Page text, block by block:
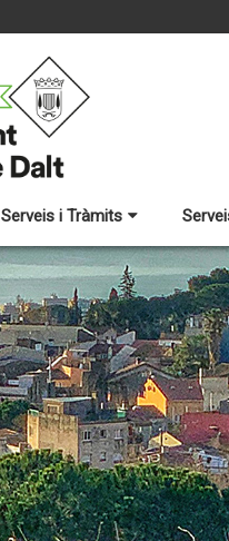
Serveis i Tràmits